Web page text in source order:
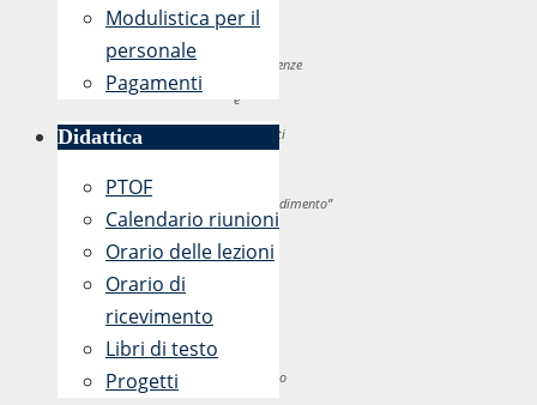
scuola,
competenze
e
ambienti
l’apprendimento”
all’Avviso
Modulistica per il
personale
Pagamenti
Didattica
PTOF
Calendario riunioni
Orario delle lezioni
Orario di
ricevimento
Libri di testo
Progetti